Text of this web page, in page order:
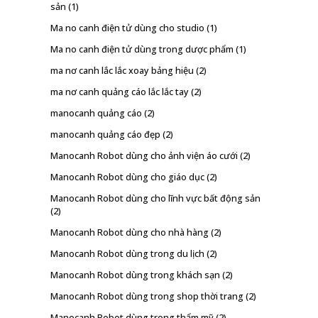
sản (1)
Ma no canh điện tử dùng cho studio (1)
Ma no canh điện tử dùng trong dược phẩm (1)
ma nơ canh lắc lắc xoay bảng hiệu (2)
ma nơ canh quảng cáo lắc lắc tay(2)
manocanh quảng cáo (2)
manocanh quảng cáo đẹp (2)
Manocanh Robot dùng cho ảnh viện áo cưới (2)
Manocanh Robot dùng cho giáo dục(2)
Manocanh Robot dùng cho lĩnh vực bất động sản
(2)
Manocanh Robot dùng cho nhà hàng(2)
Manocanh Robot dùng trong du lịch (2)
Manocanh Robot dùng trong khách sạn (2)
Manocanh Robot dùng trong shop thời trang(2)